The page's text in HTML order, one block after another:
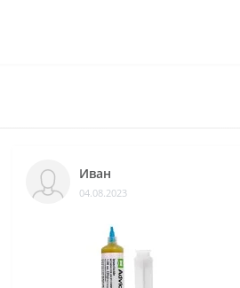
Иван
04.08.2023